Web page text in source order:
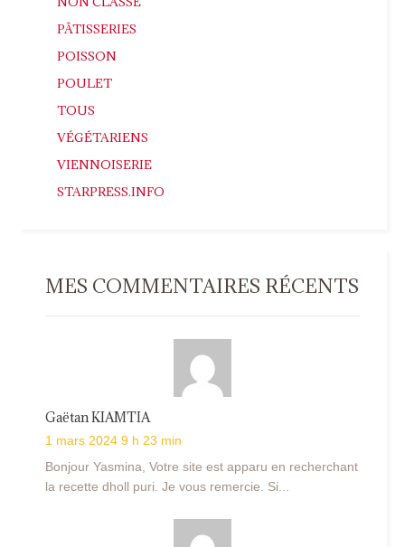
PÂTISSERIES
POISSON
POULET
TOUS
VÉGÉTARIENS
VIENNOISERIE
STARPRESS.INFO
MES COMMENTAIRES RÉCENTS
Gaëtan KIAMTIA
1 mars 2024 9 h 23 min
Bonjour Yasmina, Votre site est apparu en recherchant
la recette dholl puri. Je vous remercie. Si...